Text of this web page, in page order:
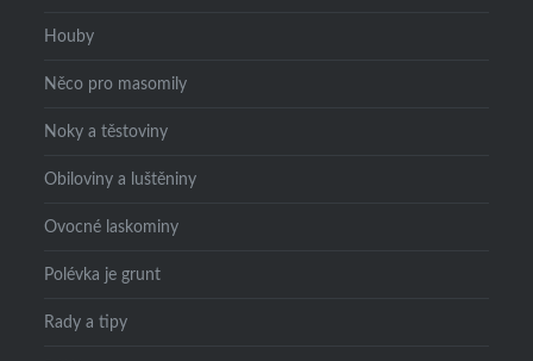
Houby
Něco pro masomily
Noky a těstoviny
Obiloviny a luštěniny
Ovocné laskominy
Polévka je grunt
Rady a tipy